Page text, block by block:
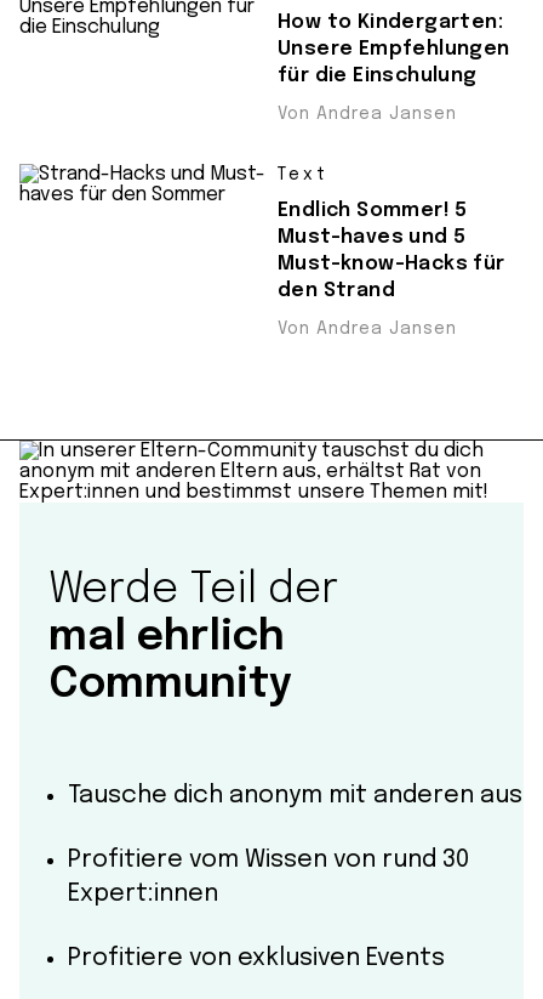
How to Kindergarten:
Unsere Empfehlungen
für die Einschulung
Von Andrea Jansen
Text
Endlich Sommer! 5
Must-haves und 5
Must-know-Hacks für
den Strand
Von Andrea Jansen
Werde Teil der
mal ehrlich
Community
Tausche dich anonym mit anderen aus
Profitiere vom Wissen von rund 30
Expert:innen
Profitiere von exklusiven Events